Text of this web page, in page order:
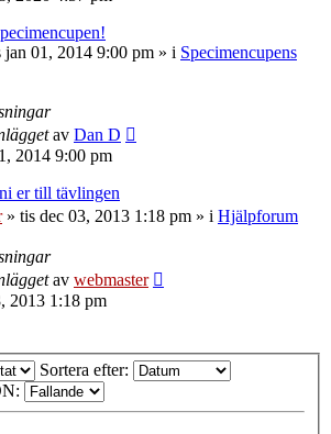
jan 01, 2014 9:00 pm » i Specimencupens
av Dan D
2014 9:00 pm
er till tävlingen
» tis dec 03, 2013 1:18 pm » i Hjälpforum
av webmaster
2013 1:18 pm
Sortera efter: